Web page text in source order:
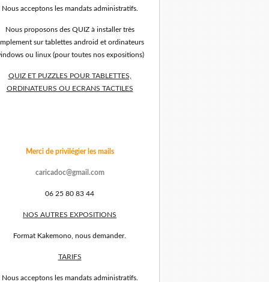
Nous acceptons les mandats administratifs.
Nous proposons des QUIZ à installer très
sur tablettes android et ordinateurs
ou linux (pour toutes nos expositions)
QUIZ ET PUZZLES POUR TABLETTES,
ORDINATEURS OU ECRANS TACTILES
Merci de privilégier les mails
caricadoc@gmail.com
06 25 80 83 44
NOS AUTRES EXPOSITIONS
Format Kakemono, nous demander.
TARIFS
Nous acceptons les mandats administratifs.